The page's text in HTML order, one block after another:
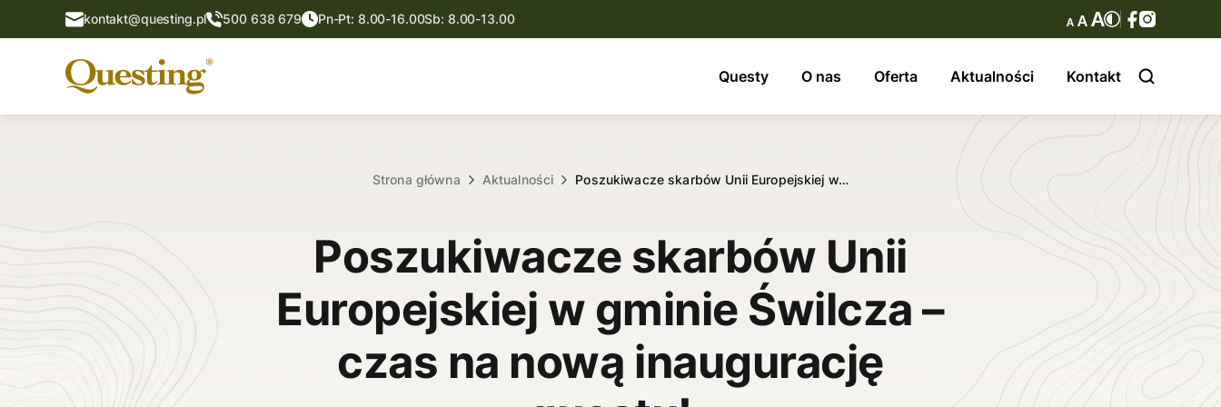
kontakt@questing.pl 500 638 679 Pn-Pt: 8.00-16.00Sb: 8.00-13.00
Questy O nas Oferta Aktualności Kontakt
O nas
Kontakt
Strona główna Aktualności Poszukiwacze skarbów Unii Europejskiej w…
Poszukiwacze skarbów Unii
Europejskiej w gminie Świlcza –
czas na nową inaugurację